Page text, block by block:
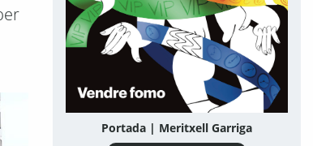
Portada | Meritxell Garriga